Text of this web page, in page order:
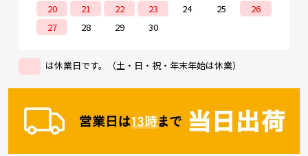
20
21 22 23 24 25
26
27
28 29 30
は休業日です。（土・日・祝・年末年始は休業）